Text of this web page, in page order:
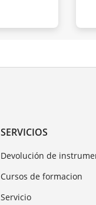
SERVICIOS
Devolución de
Cursos de formacion
Servicio